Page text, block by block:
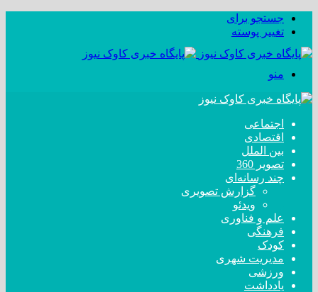
جستجو برای
تغییر پوسته
منو
اجتماعی
اقتصادی
بین الملل
تصویر 360
چند رسانه‌ای
گزارش تصویری
ویدئو
علم و فناوری
فرهنگی
کودک
مدیریت شهری
ورزشی
یادداشت